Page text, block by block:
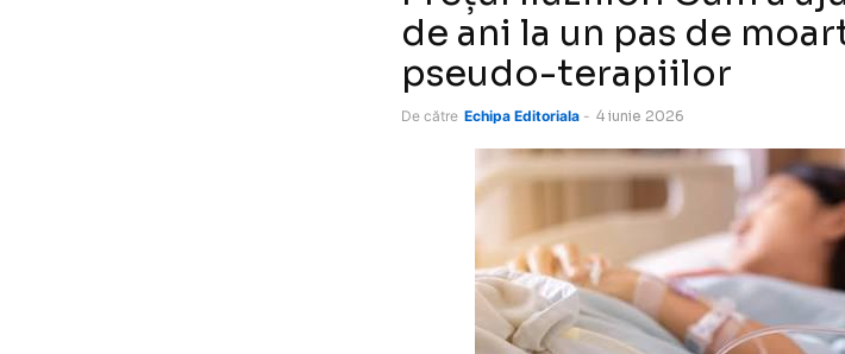
de ani la un pas de
pseudo-terapiilor
De către Echipa Editoriala - 4 iunie 2026